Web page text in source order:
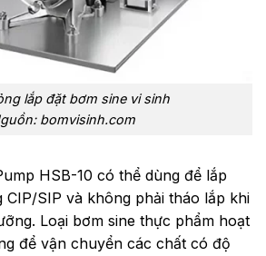
lắp đặt bơm sine vi sinh
bomvisinh.com
HSB-10 có thể dùng để lắp
SIP và không phải tháo lắp khi
Loại bơm sine thực phẩm hoạt
để vận chuyển các chất có độ